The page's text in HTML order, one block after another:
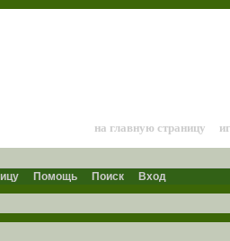
на главную страницу
Помощь Поиск Вход